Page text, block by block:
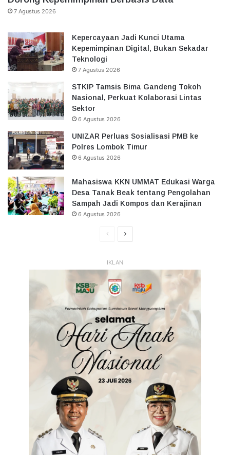
7 Agustus 2026
Kepercayaan Jadi Kunci Utama
Kepemimpinan Digital, Bukan Sekadar
Teknologi
7 Agustus 2026
STKIP Tamsis Bima Gandeng Tokoh
Nasional, Perkuat Kolaborasi Lintas
Sektor
6 Agustus 2026
UNIZAR Perluas Sosialisasi PMB ke
Polres Lombok Timur
6 Agustus 2026
Mahasiswa KKN UMMAT Edukasi Warga
Desa Tanak Beak tentang Pengolahan
Sampah Jadi Kompos dan Kerajinan
6 Agustus 2026
HalamanHalaman
IKLAN